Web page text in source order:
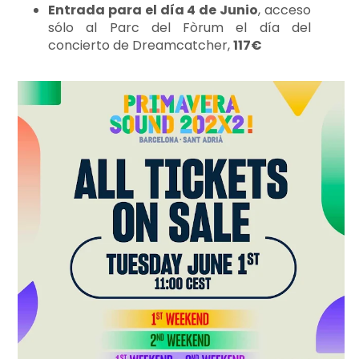
Entrada para el día 4 de Junio, acceso
sólo al Parc del Fòrum el día del
concierto de Dreamcatcher,117€